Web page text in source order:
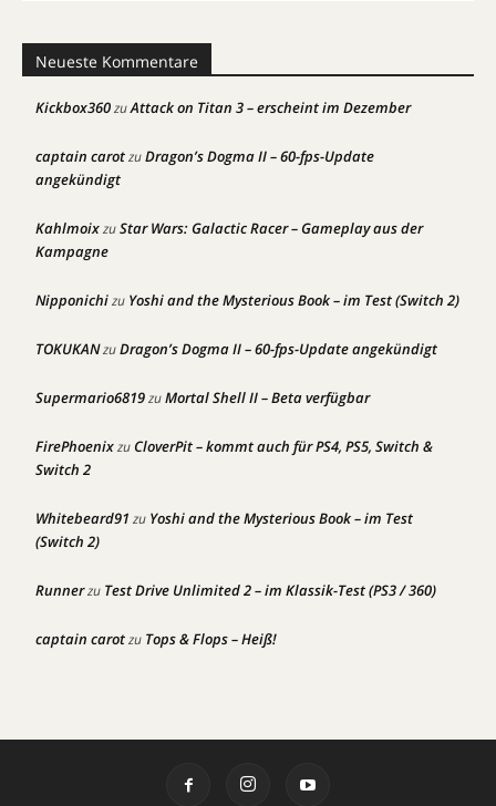
Neueste Kommentare
Kickbox360zuAttack on Titan 3 – erscheint im Dezember
captain carotzuDragon’s Dogma II – 60-fps-Update
angekündigt
KahlmoixzuStar Wars: Galactic Racer – Gameplay aus der
Kampagne
Nipponichizu Yoshi and the Mysterious Book – im Test (Switch 2)
TOKUKANzuDragon’s Dogma II – 60-fps-Update angekündigt
Supermario6819zuMortal Shell II – Beta verfügbar
FirePhoenixzuCloverPit – kommt auch für PS4, PS5, Switch &
Switch 2
Whitebeard91 zu Yoshi and the Mysterious Book – im Test
(Switch 2)
Runnerzu Test Drive Unlimited 2 – im Klassik-Test (PS3 / 360)
captain carotzu Tops & Flops – Heiß!